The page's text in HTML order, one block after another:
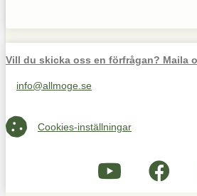
Vill du skicka oss en förfrågan? Maila
Maila oss på info@allmoge.se
info@allmoge.se
Cookies-inställningar
Cookies-inställningar